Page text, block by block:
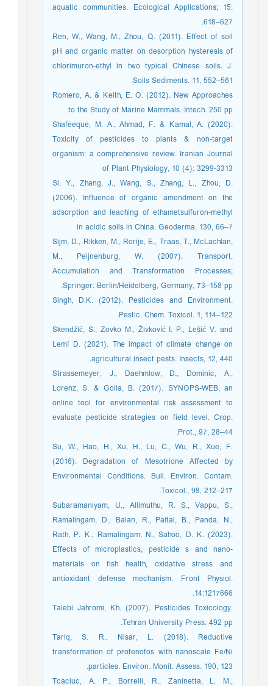
aquatic communities. Ecological Applications; 15:
618–627.
Ren, W., Wang, M., Zhou, Q. (2011). Effect of soil
pH and organic matter on desorption hysteresis of
chlorimuron-ethyl in two typical Chinese soils. J.
Soils Sediments. 11, 552–561.
Romero, A. & Keith, E. O. (2012). New Approaches
to the Study of Marine Mammals. Intech. 250 pp.
Shafeeque, M. A., Ahmad, F. & Kamal, A. (2020).
Toxicity of pesticides to plants & non-target
organism: a comprehensive review. Iranian Journal
of Plant Physiology, 10 (4): 3299-3313
Si, Y., Zhang, J., Wang, S., Zhang, L., Zhou, D.
(2006). Influence of organic amendment on the
adsorption and leaching of ethametsulfuron-methyl
in acidic soils in China. Geoderma. 130, 66–7
Sijm, D., Rikken, M., Rorije, E., Traas, T., McLachlan,
M., Peijnenburg, W. (2007). Transport,
Accumulation and Transformation Processes;
Springer: Berlin/Heidelberg, Germany, 73–158 pp.
Singh, D.K. (2012). Pesticides and Environment.
Pestic. Chem. Toxicol. 1, 114–122.
Skendžíć, S., Zovko M., Živkovíć I. P., Lešić V. and
Lemí D. (2021). The impact of climate change on
agricultural insect pests. Insects, 12, 440.
Strassemeyer, J., Daehmlow, D., Dominic, A.,
Lorenz, S. & Golla, B. (2017). SYNOPS-WEB, an
online tool for environmental risk assessment to
evaluate pesticide strategies on field level. Crop.
Prot., 97, 28–44.
Su, W., Hao, H., Xu, H., Lu, C., Wu, R., Xue, F.
(2016). Degradation of Mesotrione Affected by
Environmental Conditions. Bull. Environ. Contam.
Toxicol., 98, 212–217.
Subaramaniyam, U., Allimuthu, R. S., Vappu, S.,
Ramalingam, D., Balan, R., Paital, B., Panda, N.,
Rath, P. K., Ramalingam, N., Sahoo, D. K. (2023).
Effects of microplastics, pesticide s and nano-
materials on fish health, oxidative stress and
antioxidant defense mechanism. Front Physiol.
14:1217666.
Talebi Jahromi, Kh. (2007). Pesticides Toxicology.
Tehran University Press. 492 pp.
Tariq, S. R., Nisar, L. (2018). Reductive
transformation of profenofos with nanoscale Fe/Ni
particles. Environ. Monit. Assess. 190, 123.
Tcaciuc, A. P., Borrelli, R., Zaninetta, L. M.,